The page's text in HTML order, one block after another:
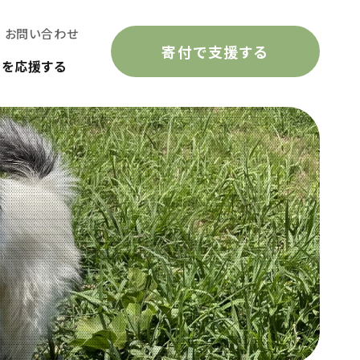
お問い合わせ
応援する
寄付で支援する